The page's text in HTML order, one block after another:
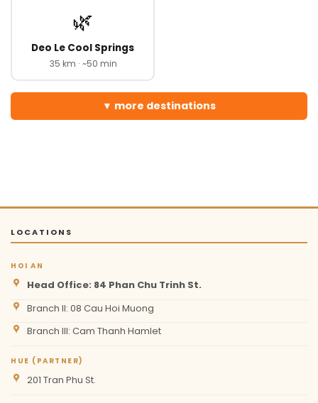
🌿
Deo Le Cool Springs
35 km · ~50 min
more destinations
LOCATIONS
HOI AN
Head Office: 84 Phan Chu Trinh St.
Branch II: 08 Cau Hoi Muong
Branch III: Cam Thanh Hamlet
HUE (PARTNER)
201 Tran Phu St.